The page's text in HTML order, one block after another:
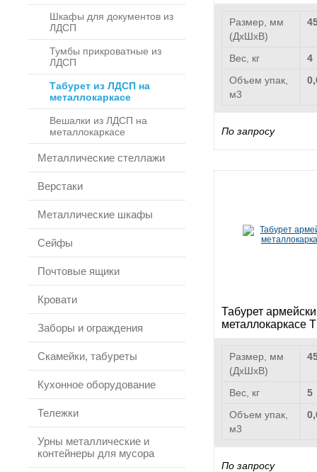
Шкафы для документов из
ЛДСП
Тумбы прикроватные из
ЛДСП
Табурет из ЛДСП на
металлокаркасе
Вешалки из ЛДСП на
металлокаркасе
Металлические стеллажи
Верстаки
Металлические шкафы
Сейфы
Почтовые ящики
Кровати
Заборы и ограждения
Скамейки, табуреты
Кухонное оборудование
Тележки
Урны металлические и
контейнеры для мусора
Размер, мм
(ДхШхВ)
Вес, кг
4
Объем упак,
м3
По запросу
Табурет
металлокаркасе
Размер, мм
(ДхШхВ)
Вес, кг
5
Объем упак,
м3
По запросу